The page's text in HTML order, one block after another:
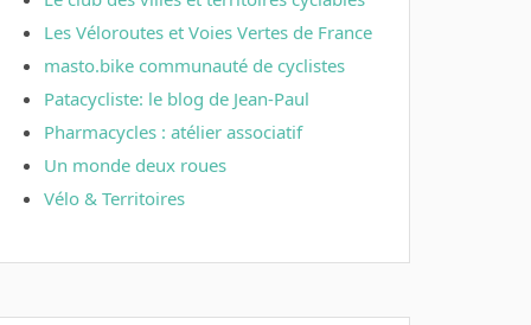
Les Véloroutes et Voies Vertes de France
masto.bike communauté de cyclistes
Patacycliste: le blog de Jean-Paul
Pharmacycles : atélier associatif
Un monde deux roues
Vélo & Territoires